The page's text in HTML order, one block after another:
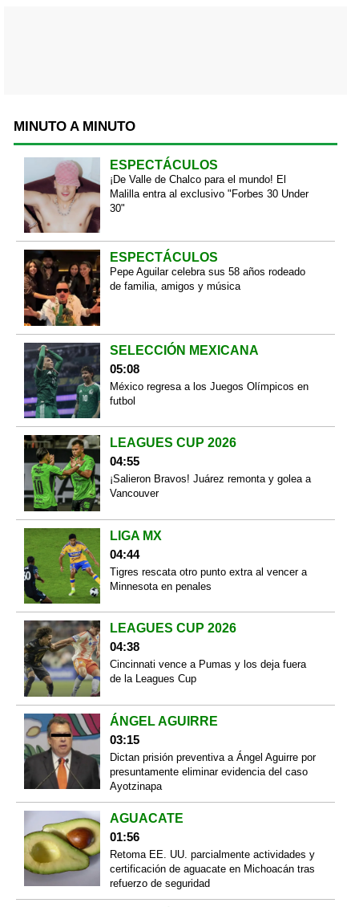
MINUTO A MINUTO
ESPECTÁCULOS
¡De Valle de Chalco para el mundo! El
Malilla entra al exclusivo "Forbes 30 Under
30"
ESPECTÁCULOS
Pepe Aguilar celebra sus 58 años rodeado
de familia, amigos y música
SELECCIÓN MEXICANA
05:08
México regresa a los Juegos Olímpicos en
futbol
LEAGUES CUP 2026
04:55
¡Salieron Bravos! Juárez remonta y golea a
Vancouver
LIGA MX
04:44
Tigres rescata otro punto extra al vencer a
Minnesota en penales
LEAGUES CUP 2026
04:38
Cincinnati vence a Pumas y los deja fuera
de la Leagues Cup
ÁNGEL AGUIRRE
03:15
Dictan prisión preventiva a Ángel Aguirre por
presuntamente eliminar evidencia del caso
Ayotzinapa
AGUACATE
01:56
Retoma EE. UU. parcialmente actividades y
certificación de aguacate en Michoacán tras
refuerzo de seguridad